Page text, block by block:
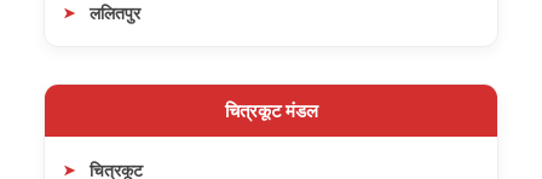
ललितपुर
चित्रकूट मंडल
चित्रकूट